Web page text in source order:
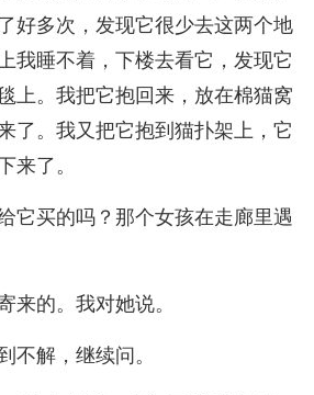
好多次，发现它很少去这两个地
我睡不着，下楼去看它，发现它
上。我把它抱回来，放在棉猫窝
了。我又把它抱到猫扑架上，它
来了。
它买的吗？那个女孩在走廊里遇
来的。我对她说。
不解，继续问。